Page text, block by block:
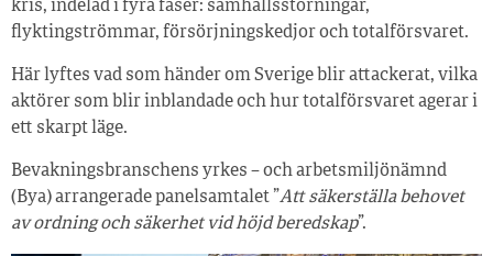
kris, indelad i fyra faser: samhällsstörningar,
flyktingströmmar, försörjningskedjor och totalförsvaret.
Här lyftes vad som händer om Sverige blir attackerat, vilka
aktörer som blir inblandade och hur totalförsvaret agerar i
ett skarpt läge.
Bevakningsbranschens yrkes – och arbetsmiljönämnd
(Bya) arrangerade panelsamtalet ”Att säkerställa behovet
av ordning och säkerhet vid höjd beredskap”.